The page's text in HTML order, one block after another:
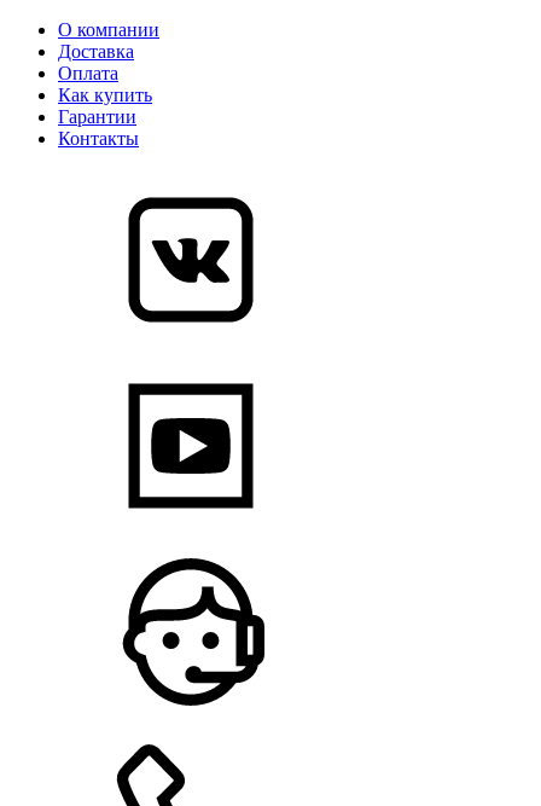
О компании
Доставка
Оплата
Как купить
Гарантии
Контакты